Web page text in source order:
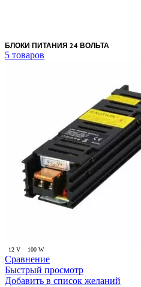
БЛОКИ ПИТАНИЯ 24 ВОЛЬТА
5 товаров
12 V 100 W
Сравнение
Быстрый просмотр
Добавить в список желаний